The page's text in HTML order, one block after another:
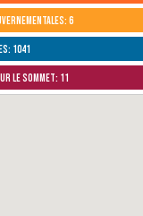
6
1041
le Sommet: 11